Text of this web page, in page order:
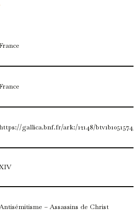
gallica.bnf.fr/ark:/12148/
– Assassins de Christ